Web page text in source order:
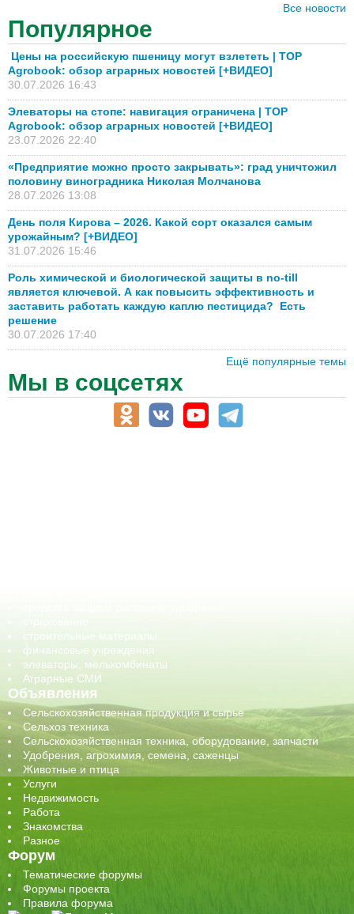
Все новости
Популярное
Цены на российскую пшеницу могут взлететь | TOP
Agrobook: обзор аграрных новостей [+ВИДЕО]
30.07.2026 16:43
Элеваторы на стопе: навигация ограничена | TOP
Agrobook: обзор аграрных новостей [+ВИДЕО]
23.07.2026 22:40
«Предприятие можно просто закрывать»: град уничтожил
половину виноградника Николая Молчанова
28.07.2026 13:08
День поля Кирова – 2026. Какой сорт оказался самым
урожайным? [+ВИДЕО]
31.07.2026 15:46
Роль химической и биологической защиты в no-till
является ключевой. А как повысить эффективность и
заставить работать каждую каплю пестицида? Есть
решение
30.07.2026 17:40
Ещё популярные темы
Мы в соцсетях
строительные материалы
финансовые учреждения
элеваторы, мелькомбинаты
Аграрные СМИ
Объявления
Сельскохозяйственная продукция и сырье
Сельхоз техника
Сельскохозяйственная техника, оборудование, запчасти
Удобрения, агрохимия, семена, саженцы
Животные и птица
Услуги
Недвижимость
Работа
Знакомства
Разное
Форум
Тематические форумы
Форумы проекта
Правила форума